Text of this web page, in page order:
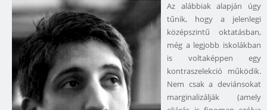
Az alábbiak alapján úgy
tűnik, hogy a jelenlegi
középszintű oktatásban,
még a legjobb iskolákban
is voltaképpen egy
kontraszelekció működik.
Nem csak a deviánsokat
marginalizálják (amely